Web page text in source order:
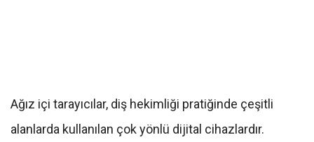
Ağız içi tarayıcılar, diş hekimliği pratiğinde çeşitli
alanlarda kullanılan çok yönlü dijital cihazlardır.